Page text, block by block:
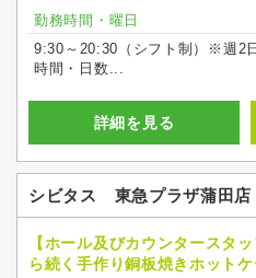
勤務時間・曜日
9:30～20:30（シフト制）※週2
時間・日数...
詳細を見る
シビタス 東急プラザ蒲田店
【ホール及びカウンタースタ
ら続く手作り銅板焼きホット